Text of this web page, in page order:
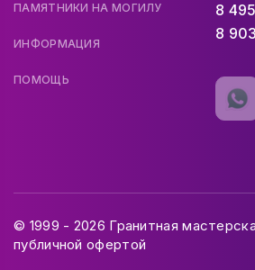
ПАМЯТНИКИ НА МОГИЛУ
ИНФОРМАЦИЯ
ПОМОЩЬ
8
8
© 1999 - 2026 Гранитная
публичной офертой